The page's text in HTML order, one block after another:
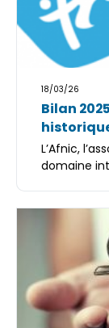
18/03/26
Bilan
L’Afnic,
domaine